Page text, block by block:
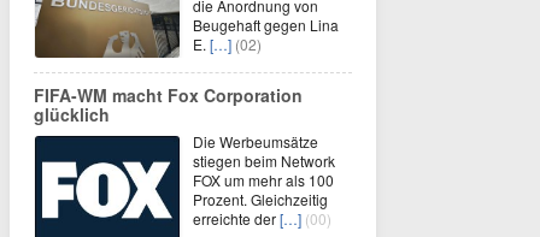
die Anordnung von
Beugehaft gegen Lina
E. […] (02)
FIFA-WM macht Fox Corporation
glücklich
Die Werbeumsätze
stiegen beim Network
FOX um mehr als 100
Prozent. Gleichzeitig
erreichte der[…] (00)